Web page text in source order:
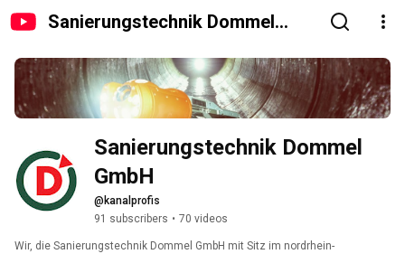
Sanierungstechnik Dommel
Sanierungstechnik Dommel
GmbH
@kanalprofis
91 subscribers • 70 videos
Wir, die Sanierungstechnik Dommel GmbH mit Sitz im nordrhein-